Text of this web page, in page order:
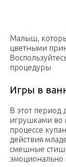
Малыш,
цветными
процедуры
Игры в
В этот период
игрушками во
процессе
действия
смешные
эмоционально